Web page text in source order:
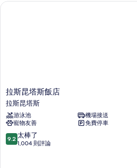
情
拉
斯
昆
塔
斯
飯
店
拉斯昆塔斯飯店
拉斯昆塔斯
游泳池
機場接送
寵物友善
免費停車
9.2
分，
9.2 太棒了
1,004 則評論
拉斯昆塔斯飯店